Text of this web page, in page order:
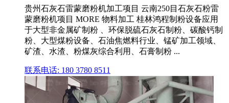
贵州石灰石雷蒙磨粉机加工项目 云南250目石灰石粉雷
蒙磨粉机项目 MORE 物料加工 桂林鸿程制粉设备应用
于大型非金属矿制粉 、环保脱硫石灰石制粉、碳酸钙制
粉、大型煤粉设备、石油焦燃料行业、锰矿加工领域、
矿渣、水渣、粉煤灰综合利用、石膏制粉 ...
联系电话: 180 3780 8511